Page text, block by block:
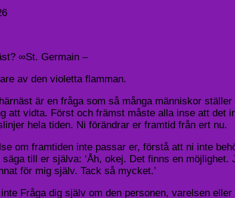
∞St. Germain –
av den violetta flamman.
är en fråga som så många människor
att vidta. Först och främst måste alla inse att
hela tiden. Ni förändrar er framtid från ert nu.
om framtiden inte passar er, förstå att ni inte
till er själva: ‘Åh, okej. Det finns en
för mig själv. Tack så mycket.’
Fråga dig själv om den personen, varelsen